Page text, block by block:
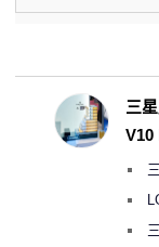
三
V10
月销
偷偷